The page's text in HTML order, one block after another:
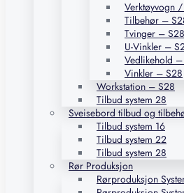
Verktøyvogn
Tilbehør –
Tvinger – S28
U-Vinkler –
Vedlikehold
Vinkler – S28
Workstation – S28
Tilbud system 28
Sveisebord tilbud og
Tilbud system 16
Tilbud system 22
Tilbud system 28
Rør Produksjon
Rørproduksjon